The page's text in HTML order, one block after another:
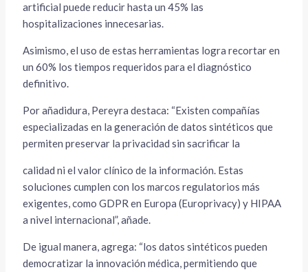
artificial puede reducir hasta un 45% las
hospitalizaciones innecesarias.
Asimismo, el uso de estas herramientas logra recortar en
un 60% los tiempos requeridos para el diagnóstico
definitivo.
Por añadidura, Pereyra destaca: “Existen compañías
especializadas en la generación de datos sintéticos que
permiten preservar la privacidad sin sacrificar la
calidad ni el valor clínico de la información. Estas
soluciones cumplen con los marcos regulatorios más
exigentes, como GDPR en Europa (Europrivacy) y HIPAA
a nivel internacional”, añade.
De igual manera, agrega: “los datos sintéticos pueden
democratizar la innovación médica, permitiendo que